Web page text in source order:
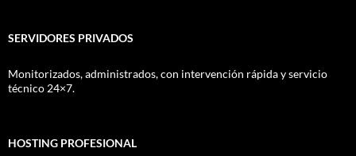
SERVIDORES PRIVADOS
Monitorizados, administrados, con intervención rápida y servicio
técnico 24×7.
HOSTING PROFESIONAL